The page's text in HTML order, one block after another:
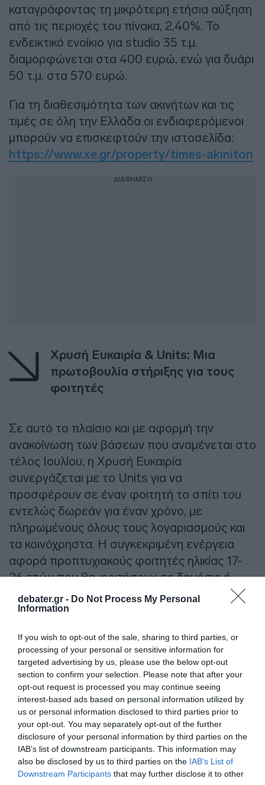
debater.gr - Do Not Process My Personal
Information
If you wish to opt-out of the sale, sharing to third parties, or
processing of your personal or sensitive information for
targeted advertising by us, please use the below opt-out
section to confirm your selection. Please note that after your
opt-out request is processed you may continue seeing
interest-based ads based on personal information utilized by
us or personal information disclosed to third parties prior to
your opt-out. You may separately opt-out of the further
disclosure of your personal information by third parties on the
IAB’s list of downstream participants. This information may
also be disclosed by us to third parties on the IAB’s List of
Downstream Participants that may further disclose it to other
καταγράφοντας τη μικρότερη ετήσια αύξηση
από τις περιοχές του πίνακα, 2,40%. Το
ενδεικτικό ενοίκιο για studio 35 τ.μ.
διαμορφώνεται στα 400 ευρώ, ενώ για δυάρι
50 τ.μ. στα 570 ευρώ.
Για τη διαθεσιμότητα των ακινήτων και τις
τιμές σε όλη την Ελλάδα οι ενδιαφερόμενοι
μπορούν να επισκεφτούν την ιστοσελίδα:
https://www.xe.gr/property/times-akiniton
ΔΙΑΦΗΜΙΣΗ
Χρυσή Ευκαιρία & Units: Μια
πρωτοβουλία στήριξης για τους
φοιτητές
Σε αυτό το πλαίσιο και με αφορμή την
ανακοίνωση των βάσεων που αναμένεται στο
τέλος Ιουλίου, η Χρυσή Ευκαιρία
συνεργάζεται με το Units για να
προσφέρουν σε έναν φοιτητή το σπίτι του
εντελώς δωρεάν για έναν χρόνο, με
πληρωμένους όλους τους λογαριασμούς και
τα κοινόχρηστα. Η συγκεκριμένη ενέργεια
αφορά προπτυχιακούς φοιτητές ηλικίας 17-
26 ετών που θα φοιτήσουν σε δημόσιο ή
ιδιωτικό εκπαιδευτικό ίδρυμα στην Αττική το
ακαδημαϊκό έτος 2026-2027
νικητής θα διαμείνει για 12 μήνες σε ένα
πλήρως εξοπλισμένο διαμέρισμα στο Units
Parkside στην Καισαριανή (Σειρήνων 47),
χωρίς καμία επιβάρυνση για ενοίκια,
λογαριασμούς και κοινόχρηστα
Ο διαγωνισμός θα παραμείνει ενεργός έως
και τις 30 Ιουλίου 2026 στις 23:59. Η
κλήρωση θα πραγματοποιηθεί μέσω